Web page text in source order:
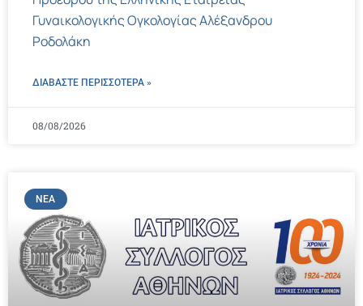
Γυναικολογικής Ογκολογίας Αλέξανδρου
Ροδολάκη
ΔΙΑΒΑΣΤΕ ΠΕΡΙΣΣΌΤΕΡΑ »
08/08/2026
ΝΈΑ